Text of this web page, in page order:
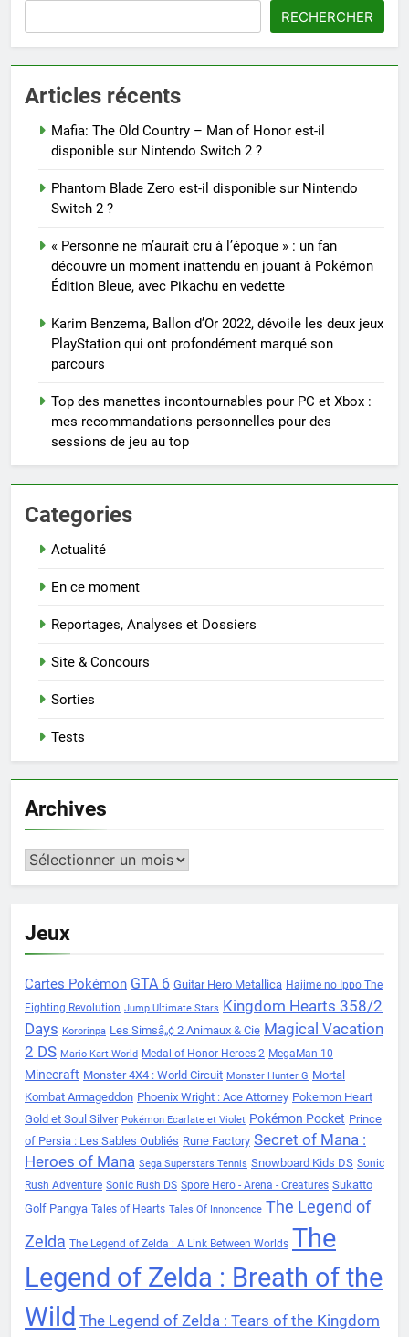
RECHERCHER
Articles récents
Mafia: The Old Country – Man of Honor est-il
disponible sur Nintendo Switch 2 ?
Phantom Blade Zero est-il disponible sur Nintendo
Switch 2 ?
« Personne ne m’aurait cru à l’époque » : un fan
découvre un moment inattendu en jouant à Pokémon
Édition Bleue, avec Pikachu en vedette
Karim Benzema, Ballon d’Or 2022, dévoile les deux jeux
PlayStation qui ont profondément marqué son
parcours
Top des manettes incontournables pour PC et Xbox :
mes recommandations personnelles pour des
sessions de jeu au top
Categories
Actualité
En ce moment
Reportages, Analyses et Dossiers
Site & Concours
Sorties
Tests
Archives
Archives
Jeux
Cartes Pokémon GTA 6 Guitar Hero Metallica Hajime no Ippo The
Fighting Revolution Jump Ultimate Stars Kingdom Hearts 358/2
Days Kororinpa Les Simsâ„¢ 2 Animaux & Cie Magical Vacation
2 DS Mario Kart World Medal of Honor Heroes 2 MegaMan 10
Minecraft Monster 4X4 : World Circuit Monster Hunter G Mortal
Kombat Armageddon Phoenix Wright : Ace Attorney Pokemon Heart
Gold et Soul Silver Pokémon Ecarlate et Violet Pokémon Pocket Prince
of Persia : Les Sables Oubliés Rune Factory Secret of Mana :
Heroes of Mana Sega Superstars Tennis Snowboard Kids DS Sonic
Rush Adventure Sonic Rush DS Spore Hero - Arena - Creatures Sukatto
Golf Pangya Tales of Hearts Tales Of Innoncence The Legend of
Zelda The Legend of Zelda : A Link Between Worlds The
Legend of Zelda : Breath of the
Wild The Legend of Zelda : Tears of the Kingdom